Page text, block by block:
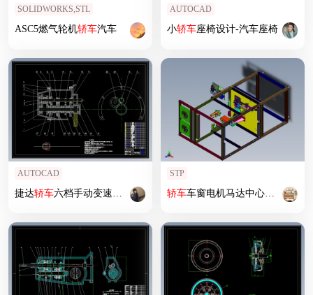
SOLIDWORKS,STL
ASC5燃气轮机轿车汽车
AUTOCAD
小轿车座椅设计-汽车座椅
AUTOCAD
捷达轿车六档手动变速器设计
STP
轿车车窗电机马达中心轴紧固机